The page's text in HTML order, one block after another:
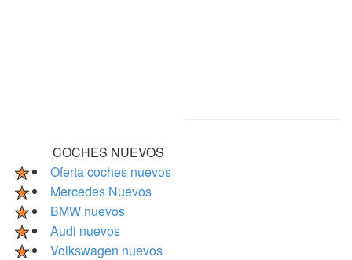
COCHES NUEVOS
Oferta coches nuevos
Mercedes Nuevos
BMW nuevos
Audi nuevos
Volkswagen nuevos